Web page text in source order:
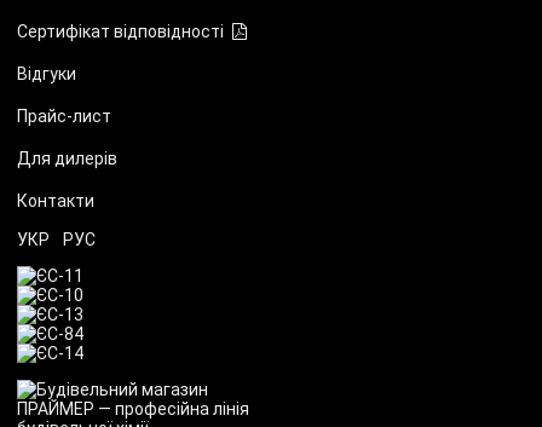
Сертифікат відповідності
Відгуки
Прайс-лист
Для дилерів
Контакти
УКР РУС